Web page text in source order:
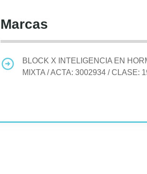
Marcas
BLOCK X INTELIGENCIA EN
MIXTA / ACTA: 3002934 / CLASE: